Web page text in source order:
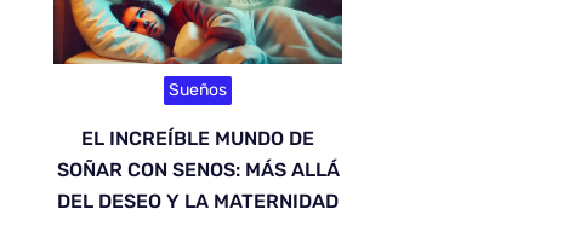
Sueños
EL INCREÍBLE MUNDO DE
SOÑAR CON SENOS: MÁS ALLÁ
DEL DESEO Y LA MATERNIDAD